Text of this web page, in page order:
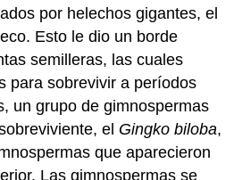
por helechos gigantes, el
Esto le dio un borde
semilleras, las cuales
para sobrevivir a períodos
un grupo de gimnospermas
el Gingko biloba,
que aparecieron
Las gimnospermas se